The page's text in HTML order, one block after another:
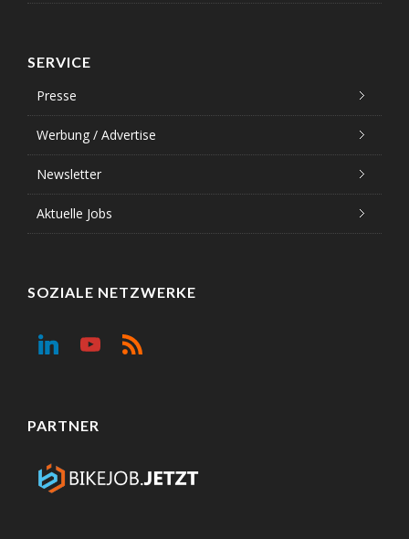
SERVICE
Presse
Werbung / Advertise
Newsletter
Aktuelle Jobs
SOZIALE NETZWERKE
PARTNER